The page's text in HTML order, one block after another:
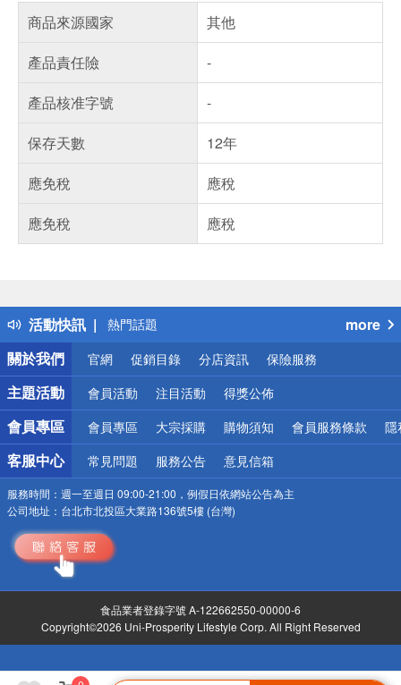
商品來源國家
其他
產品責任險
-
產品核准字號
-
保存天數
12年
應免稅
應稅
應免稅
應稅
活動快訊
得獎公告
熱門話題
銀行優惠
偏遠地區配送
詐騙網頁！請小心！
more
關於我們
官網 促銷目錄 分店資訊 保險服務
主題活動 會員活動 注目活動 得獎公佈
會員專區 會員專區 大宗採購 購物須知 會員服務條款 隱
客服中心 常見問題 服務公告 意見信箱
服務時間： 週一至週日 09:00-21:00，例假日依網站公告為主
公司地址： 台北市北投區大業路136號5樓 (台灣)
食品業者登錄字號 A-122662550-00000-6
Copyright©2026 Uni-Prosperity Lifestyle Corp. All Right Reserved